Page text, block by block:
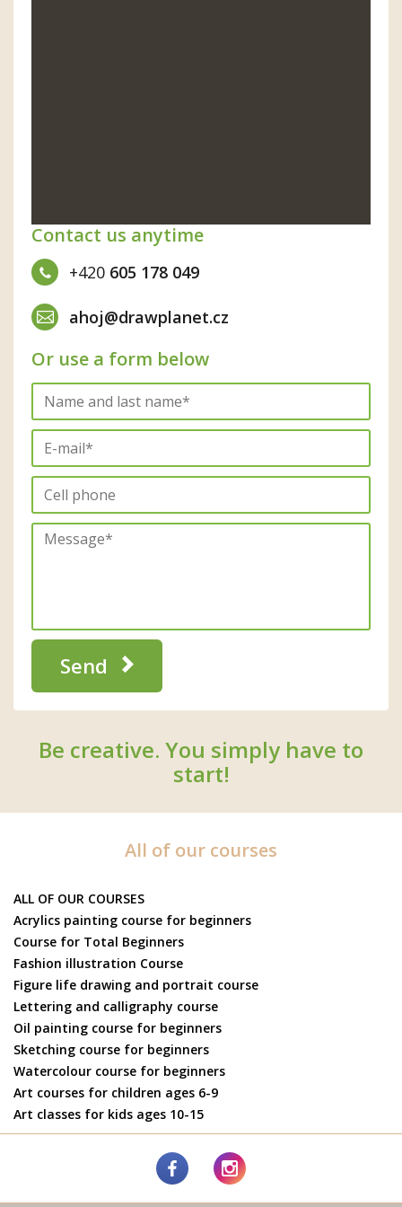
Contact us anytime
+420 605 178 049
ahoj@drawplanet.cz
Or use a form below
Send
Be creative. You simply have to
start!
All of our courses
ALL OF OUR COURSES
Acrylics painting course for beginners
Course for Total Beginners
Fashion illustration Course
Figure life drawing and portrait course
Lettering and calligraphy course
Oil painting course for beginners
Sketching course for beginners
Watercolour course for beginners
Art courses for children ages 6-9
Art classes for kids ages 10-15